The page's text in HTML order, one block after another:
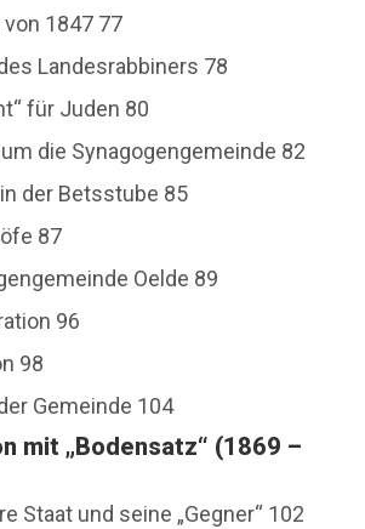
1847 77
Landesrabbiners 78
für Juden 80
die Synagogengemeinde 82
der Betsstube 85
87
Oelde 89
96
98
Gemeinde 104
mit „Bodensatz“ (1869 –
Staat und seine „Gegner“ 102